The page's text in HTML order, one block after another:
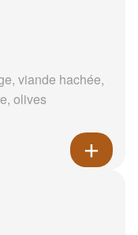
viande hachée,
olives